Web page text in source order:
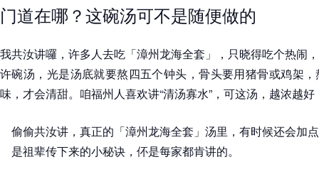
门道在哪？这碗汤可不是随便做的
我共汝讲囉，许多人去吃「漳州龙海全套」，只晓得吃个热闹
许碗汤，光是汤底就要熬四五个钟头，骨头要用猪骨或鸡架
味，才会清甜。咱福州人喜欢讲“清汤寡水”，可这汤，越浓越
偷偷共汝讲，真正的「漳州龙海全套」汤里，有时候还会加
是祖辈传下来的小秘诀，伓是每家都肯讲的。